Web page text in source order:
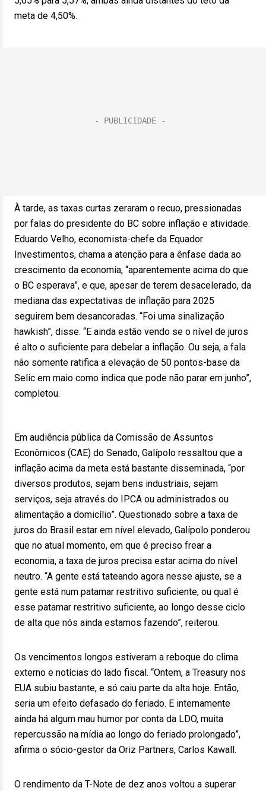
meta de 4,50%.
À tarde, as taxas curtas zeraram o recuo, pressionadas
por falas do presidente do BC sobre inflação e atividade.
Eduardo Velho, economista-chefe da Equador
Investimentos, chama a atenção para a ênfase dada ao
crescimento da economia, “aparentemente acima do que
o BC esperava”, e que, apesar de terem desacelerado, da
mediana das expectativas de inflação para 2025
seguirem bem desancoradas. “Foi uma sinalização
hawkish”, disse. “E ainda estão vendo se o nível de juros
é alto o suficiente para debelar a inflação. Ou seja, a fala
não somente ratifica a elevação de 50 pontos-base da
Selic em maio como indica que pode não parar em junho”,
completou.
Em audiência pública da Comissão de Assuntos
Econômicos (CAE) do Senado, Galípolo ressaltou que a
inflação acima da meta está bastante disseminada, “por
diversos produtos, sejam bens industriais, sejam
serviços, seja através do IPCA ou administrados ou
alimentação a domicílio”. Questionado sobre a taxa de
juros do Brasil estar em nível elevado, Galípolo ponderou
que no atual momento, em que é preciso frear a
economia, a taxa de juros precisa estar acima do nível
neutro. “A gente está tateando agora nesse ajuste, se a
gente está num patamar restritivo suficiente, ou qual é
esse patamar restritivo suficiente, ao longo desse ciclo
de alta que nós ainda estamos fazendo”, reiterou.
Os vencimentos longos estiveram a reboque do clima
externo e notícias do lado fiscal. “Ontem, a Treasury nos
EUA subiu bastante, e só caiu parte da alta hoje. Então,
seria um efeito defasado do feriado. E internamente
ainda há algum mau humor por conta da LDO, muita
repercussão na mídia ao longo do feriado prolongado”,
afirma o sócio-gestor da Oriz Partners, Carlos Kawall.
O rendimento da T-Note de dez anos voltou a superar